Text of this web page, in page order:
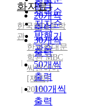
제목순
저자순
발행기
관순
출력
20개씩
출력
30개씩
출력
50개씩
출력
100개씩
출력
화자료]
한국현대문학
관
한국현대문
학관 MBC
씨앤아이
[제작]
2015